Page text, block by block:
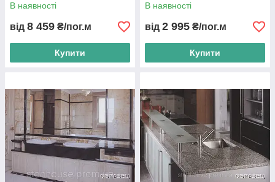
В наявності
від 8 459 ₴/пог.м
Купити
В наявності
від 2 995 ₴/пог.м
Купити